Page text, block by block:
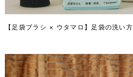
【足袋ブラシ × ウタマロ】足袋の洗い方